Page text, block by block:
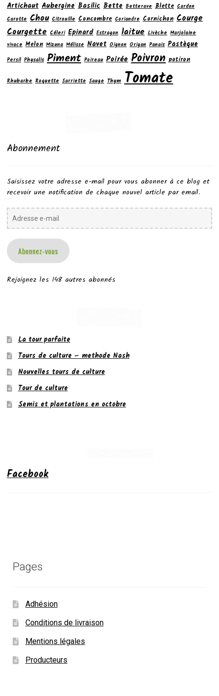
Artichaut Aubergine Basilic Bette Betterave Blette Cardon
Carotte Chou Citrouille Concombre Coriandre Cornichon Courge
Courgette Céleri Epinard Estragon laitue Livèche Marjolaine
vivace Melon Mizuna Mélisse Navet Oignon Origan Panais Pastèque
Persil Physalis Piment Poireau Poirée Poivron potiron
Rhubarbe Roquette Sarriette Sauge Thym Tomate
Abonnement
Saisissez votre adresse e-mail pour vous abonner à ce blog et
recevoir une notification de chaque nouvel article par email.
Adresse
e-
Abonnez-vous
Rejoignez les 148 autres abonnés
La tour parfaite
Tours de culture – methode Nash
Nouvelles tours de culture
Tour de culture
Semis et plantations en octobre
Facebook
Pages
Adhésion
Conditions de livraison
Mentions légales
Producteurs